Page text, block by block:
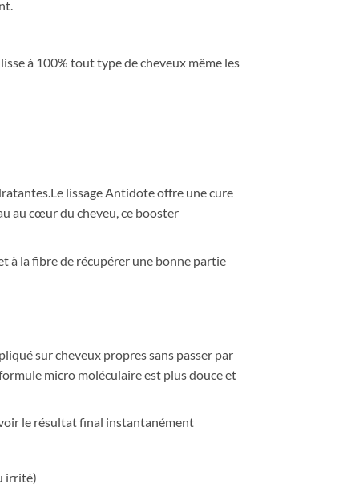
à 100% tout type de cheveux même les
lissage Antidote offre une cure
au cœur du cheveu, ce booster
à la fibre derécupérer une bonne partie
sur cheveux propres sans passer par
micro moléculaire est plus douce et
le résultat final instantanément
irrité)